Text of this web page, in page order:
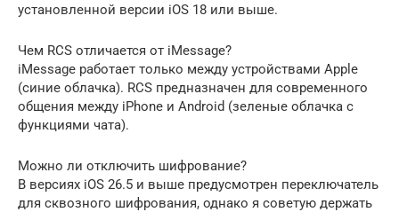
установленной версии iOS 18 или выше.
Чем RCS отличается от iMessage?
iMessage работает только между устройствами Apple
(синие облачка). RCS предназначен для современного
общения между iPhone и Android (зеленые облачка с
функциями чата).
Можно ли отключить шифрование?
В версиях iOS 26.5 и выше предусмотрен переключатель
для сквозного шифрования, однако я советую держать